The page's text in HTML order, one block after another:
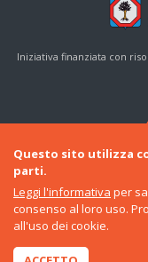
Iniziativa finanziata con
©
Questo sito utilizza
parti.
Leggi l'informativa per
consenso al loro uso.
all'uso dei cookie.